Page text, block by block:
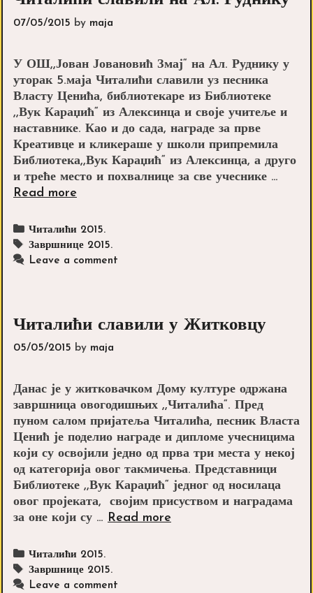
07/05/2015 by maja
У ОШ,,Јован Јовановић Змај“ на Ал. Руднику у
уторак 5.маја Читалићи славили уз песника
Власту Ценића, библиотекаре из Библиотеке
,,Вук Караџић“ из Алексинца и своје учитеље и
наставнике. Као и до сада, награде за прве
Креативце и кликераше у школи припремила
Библиотека,,Вук Караџић“ из Алексинца, а друго
и треће место и похвалнице за све учеснике …
Read moreЧиталићи
на
Ал.
Руднику
Categories
Читалићи 2015.
Tags
Завршнице 2015.
Leave a comment
Читалићи славили у Житковцу
05/05/2015 by maja
Данас је у житковачком Дому културе одржана
завршница овогодишњих ,,Читалића“. Пред
пуном салом пријатеља Читалића, песник Власта
Ценић је поделио награде и дипломе учесницима
који су освојили једно од прва три места у некој
од категорија овог такмичења. Представници
Библиотеке ,,Вук Караџић“ једног од носилаца
овог пројеката, својим присуством и наградама
за оне који су … Read moreЧиталићи
Categories
Читалићи 2015.
Tags
Завршнице 2015.
Leave a comment